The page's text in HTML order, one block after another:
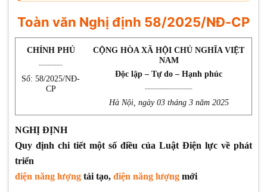
Toàn văn Nghị định 58/2025/NĐ-CP
CHÍNH PHỦ
Số: 58/2025/NĐ-
CP
CỘNG HÒA XÃ HỘI CHỦ NGHĨA VIỆT
NAM
Độc lập – Tự do – Hạnh phúc
Hà Nội, ngày 03 tháng 3 năm 2025
NGHỊ ĐỊNH
Quy định chi tiết một số điều của Luật Điện lực về phát
triển
điện năng lượng tái tạo, điện năng lượng mới